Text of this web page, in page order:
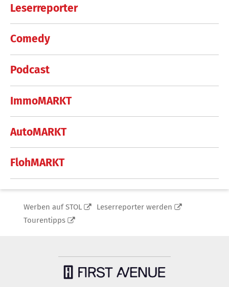
Leserreporter
Comedy
Podcast
ImmoMARKT
AutoMARKT
FlohMARKT
Werben auf STOL
Leserreporter werden
Tourentipps